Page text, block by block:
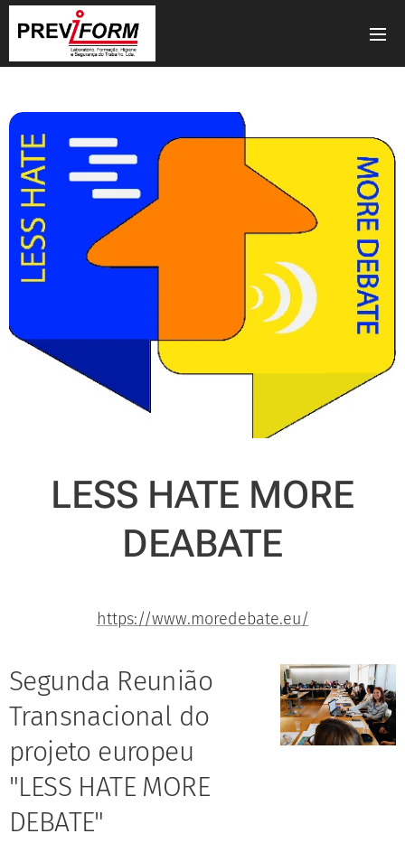
LESS HATE MORE
DEABATE
https://www.moredebate.eu/
Segunda Reunião
Transnacional do
projeto europeu
"LESS HATE MORE
DEBATE"